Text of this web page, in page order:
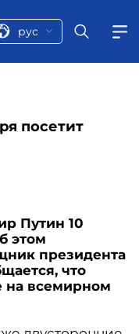
рус
посетит
Путин 10
этом
президента
что
на всемирном